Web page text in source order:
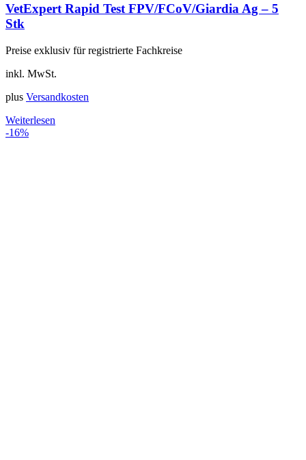
VetExpert Rapid Test FPV/FCoV/Giardia Ag – 5
Stk
Preise exklusiv für registrierte Fachkreise
inkl. MwSt.
plus Versandkosten
Weiterlesen
-16%